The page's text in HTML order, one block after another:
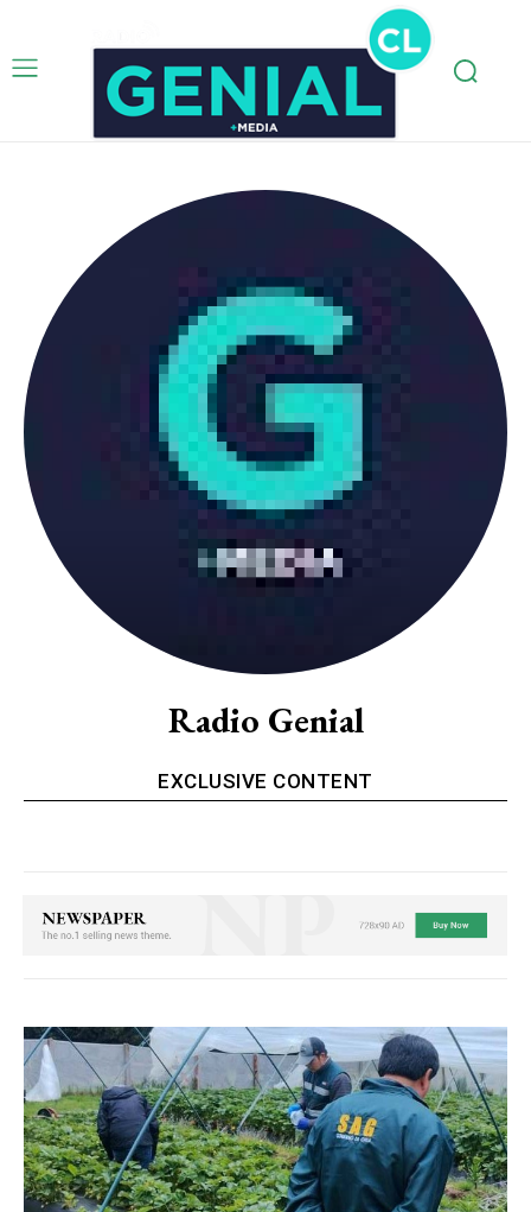
Radio Genial
EXCLUSIVE CONTENT